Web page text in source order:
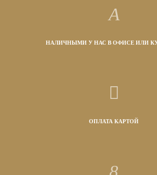
НАЛИЧНЫМИ У НАС В ОФИСЕ ИЛИ
ОПЛАТА КАРТОЙ